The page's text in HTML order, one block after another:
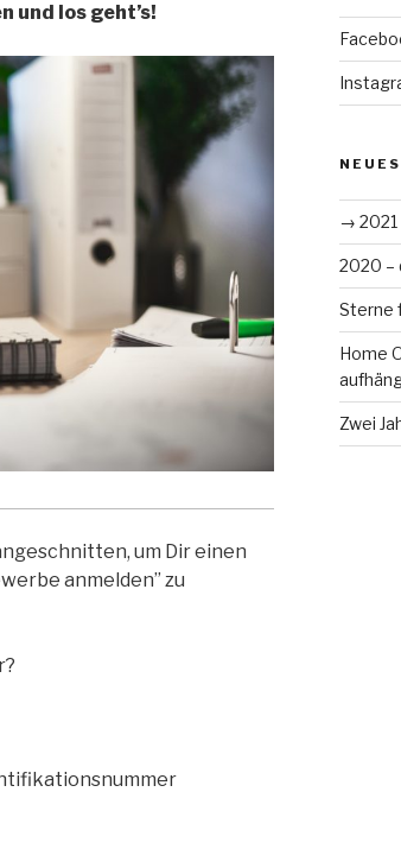
und los geht’s!
um Dir einen
anmelden” zu
→ 2021
2020 –
Sterne
Home
Zwei